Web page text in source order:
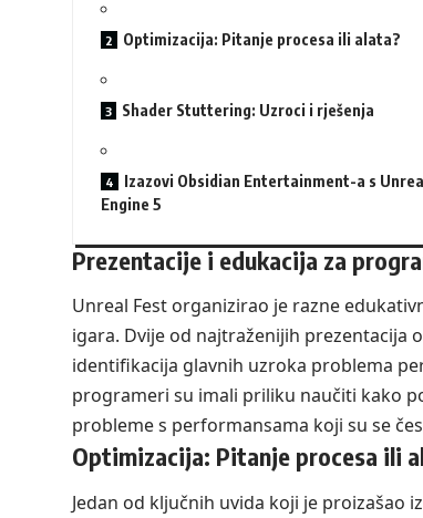
Optimizacija: Pitanje procesa ili alata?
Shader Stuttering: Uzroci i rješenja
Izazovi Obsidian Entertainment-a s Unreal
Engine 5
Prezentacije i edukacija za
Unreal Fest organizirao je razne
igara. Dvije od najtraženijih prezentacija
identifikacija glavnih uzroka problema
programeri su imali priliku naučiti kako
probleme s performansama koji su se
Optimizacija: Pitanje procesa ili
Jedan od ključnih uvida koji je proizašao